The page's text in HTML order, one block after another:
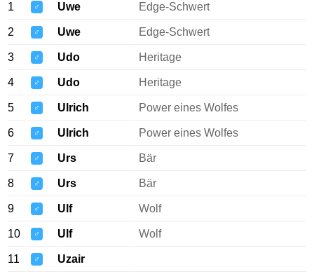
1 ♂ Uwe Edge-Schwert
2 ♂ Uwe Edge-Schwert
3 ♂ Udo Heritage
4 ♂ Udo Heritage
5 ♂ Ulrich Power eines Wolfes
6 ♂ Ulrich Power eines Wolfes
7 ♂ Urs Bär
8 ♂ Urs Bär
9 ♂ Ulf Wolf
10 ♂ Ulf Wolf
11 ♂ Uzair